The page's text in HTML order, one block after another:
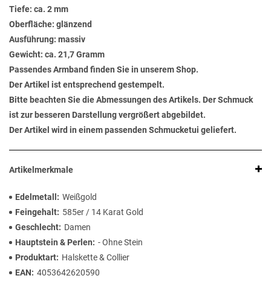
Tiefe: ca. 2 mm
Oberfläche: glänzend
Ausführung: massiv
Gewicht: ca. 21,7 Gramm
Passendes Armband finden Sie in unserem Shop.
Der Artikel ist entsprechend gestempelt.
Bitte beachten Sie die Abmessungen des Artikels. Der Schmuck
ist zur besseren Darstellung vergrößert abgebildet.
Der Artikel wird in einem passenden Schmucketui geliefert.
Artikelmerkmale
Edelmetall
Weißgold
Feingehalt
585er / 14 Karat Gold
Geschlecht
Damen
Hauptstein & Perlen
- Ohne Stein
Produktart
Halskette & Collier
EAN
4053642620590